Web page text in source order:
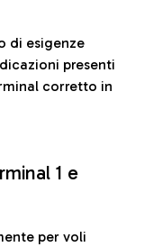
di esigenze
presenti
corretto in
1 e
per voli